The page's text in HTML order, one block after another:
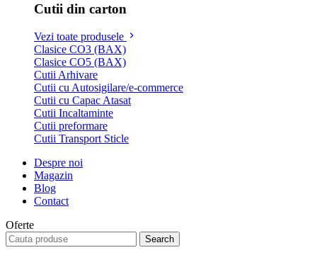
Cutii din carton
Vezi toate produsele
Clasice CO3 (BAX)
Clasice CO5 (BAX)
Cutii Arhivare
Cutii cu Autosigilare/e-commerce
Cutii cu Capac Atasat
Cutii Incaltaminte
Cutii preformare
Cutii Transport Sticle
Despre noi
Magazin
Blog
Contact
Oferte
Search